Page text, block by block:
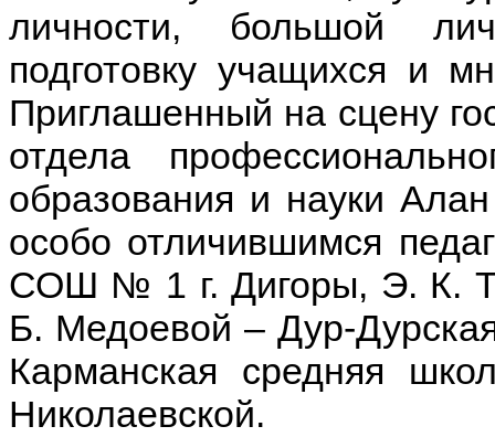
личности, большой
подготовку учащихся и
Приглашенный на сцену
отдела
образования и науки
особо отличившимся
СОШ № 1 г. Дигоры, Э. К.
Б. Медоевой – Дур-
Карманская средняя
Николаевской.